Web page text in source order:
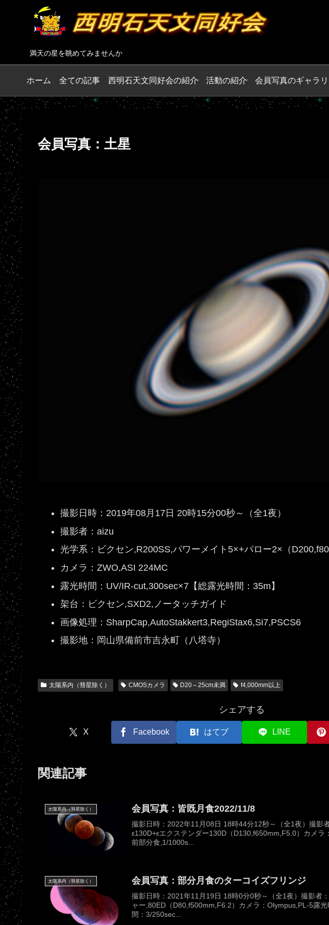
満天の星を眺めてみませんか
ホーム 全ての記事 西明石天文同好会の紹介 活動の紹介 会員写真のギャラ
会員写真：土星
撮影日時：2019年08月17日 20時15分00秒～（全1夜）
撮影者：aizu
光学系：ビクセン,R200SS,パワーメイト5×+バロー2×（
カメラ：ZWO,ASI 224MC
露光時間：UV/IR-cut,300sec×7【総露光時間：35m】
架台：ビクセン,SXD2,ノータッチガイド
画像処理：SharpCap,AutoStakkert3,RegiStax6,Si7,PSCS6
撮影地：岡山県備前市吉永町（八塔寺）
太陽系内（彗星除く） CMOSカメラ D20～25cm未満 f4,000mm以上
シェアする
X Facebook はてブ LINE
関連記事
太陽系内（彗星除く） 会員写真：皆既月食2022/11/8
撮影日時：2022年11月08日 18時44分12秒～（全1夜）撮影
ε130D+εエクステンダー130D（D130,f650mm,F5.0）カメラ
前部分食,1/1000s...
太陽系内（彗星除く） 会員写真：部分月食のターコイズフリンジ
撮影日時：2021年11月19日 18時0分0秒～（全1夜）撮影者
ャー,80ED（D80,f500mm,F6.2）カメラ：Olympus,PL-5露
間：3/250sec...